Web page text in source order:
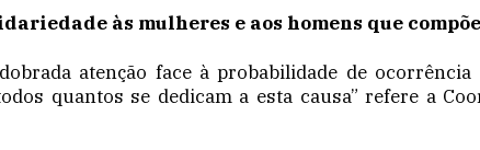
às mulheres e aos homens que
atenção face à probabilidade de
quantos se dedicam a esta causa” refere a